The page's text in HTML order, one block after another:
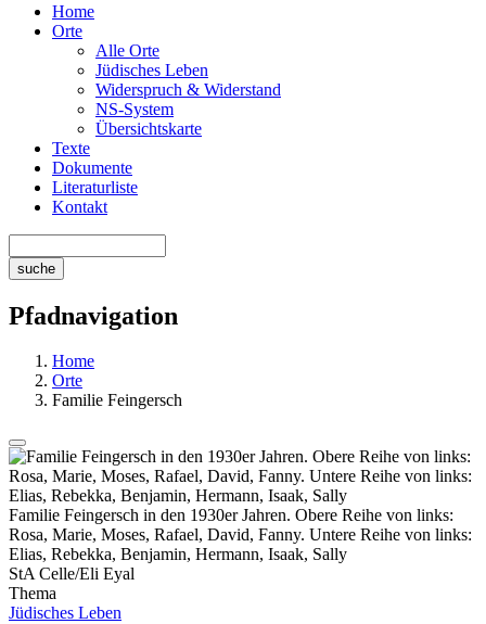
Home
Orte
Alle Orte
Jüdisches Leben
Widerspruch & Widerstand
NS-System
Übersichtskarte
Texte
Dokumente
Literaturliste
Kontakt
Pfadnavigation
Home
Orte
Familie Feingersch
Familie Feingersch in den 1930er Jahren. Obere Reihe von links:
Rosa, Marie, Moses, Rafael, David, Fanny. Untere Reihe von links:
Elias, Rebekka, Benjamin, Hermann, Isaak, Sally
StA Celle/Eli Eyal
Thema
Jüdisches Leben